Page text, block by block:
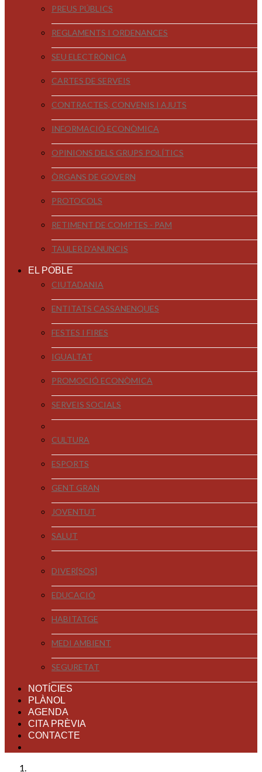
PREUS PÚBLICS
REGLAMENTS I ORDENANCES
SEU ELECTRÒNICA
CARTES DE SERVEIS
CONTRACTES, CONVENIS I AJUTS
INFORMACIÓ ECONÒMICA
OPINIONS DELS GRUPS POLÍTICS
ÒRGANS DE GOVERN
PROTOCOLS
RETIMENT DE COMPTES - PAM
TAULER D'ANUNCIS
EL POBLE
CIUTADANIA
ENTITATS CASSANENQUES
FESTES I FIRES
IGUALTAT
PROMOCIÓ ECONÒMICA
SERVEIS SOCIALS
CULTURA
ESPORTS
GENT GRAN
JOVENTUT
SALUT
DIVER[SOS]
EDUCACIÓ
HABITATGE
MEDI AMBIENT
SEGURETAT
NOTÍCIES
PLÀNOL
AGENDA
CITA PRÈVIA
CONTACTE